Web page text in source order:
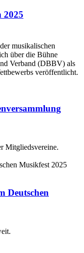
2025
musikalischen
über die Bühne
Verband (DBBV) als
veröffentlicht.
Mitgliedsvereine.
Deutschen